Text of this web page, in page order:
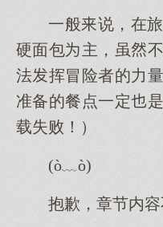
一般说，在
硬面包主，虽
法挥冒险者的力
准备的餐点一定
载失败！）
(ò﹏ò)
抱歉，章节内